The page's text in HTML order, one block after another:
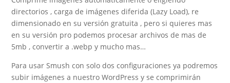
directorios , carga de imágenes diferida (Lazy Load), re
dimensionado en su versión gratuita , pero si quieres mas
en su versión pro podemos procesar archivos de mas de
5mb , convertir a .webp y mucho mas…
Para usar Smush con solo dos configuraciones ya podremos
subir imágenes a nuestro WordPress y se comprimirán